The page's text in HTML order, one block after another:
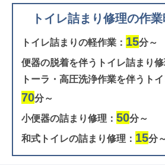
トイレ詰まり修理の作業
トイレ詰まりの軽作業： 15分～
便器の脱着を伴うトイレ詰まり修
トーラ・高圧洗浄作業を伴うト
70分～
小便器の詰まり修理： 50分～
和式トイレの詰まり修理： 15分